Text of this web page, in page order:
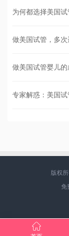
为何都选择美国
做美国试管，多
做美国试管婴儿
专家解惑：美国
版权
免
